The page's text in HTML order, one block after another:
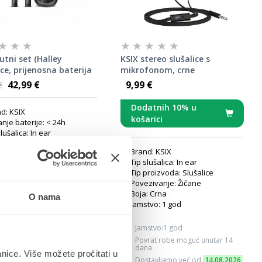
O nama
Više možete pročitati u
set (Halley
prijenosna baterija
i uzica)
42,99 €
KSIX
baterije: < 24h
In ear
Bluetooth
već od14.08.2026
KSIX stereo slušalice s
mikrofonom, crne
9,99 €
Dodatnih 10% u
košarici
Brand: KSIX
Tip slušalica: In ear
Tip proizvoda: Slušalice
Povezivanje: Žičane
Boja: Crna
Jamstvo: 1 god
Jamstvo:1 god
Povrat robe moguć unutar 14
dana
Dostavljamo već od 14.08.2026